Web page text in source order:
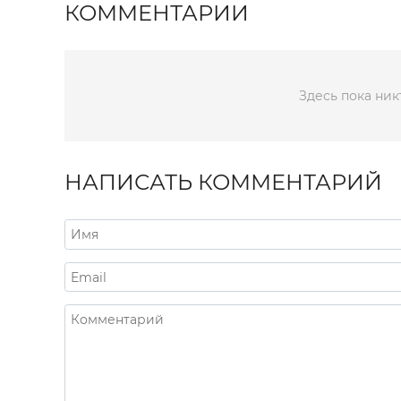
КОММЕНТАРИИ
Здесь пока
НАПИСАТЬ КОММЕНТАРИЙ